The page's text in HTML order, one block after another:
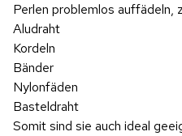
Perlen problemlos auffädeln,
Aludraht
Kordeln
Bänder
Nylonfäden
Basteldraht
Somit sind sie auch ideal